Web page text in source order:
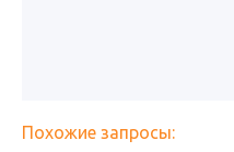
Похожие запросы: